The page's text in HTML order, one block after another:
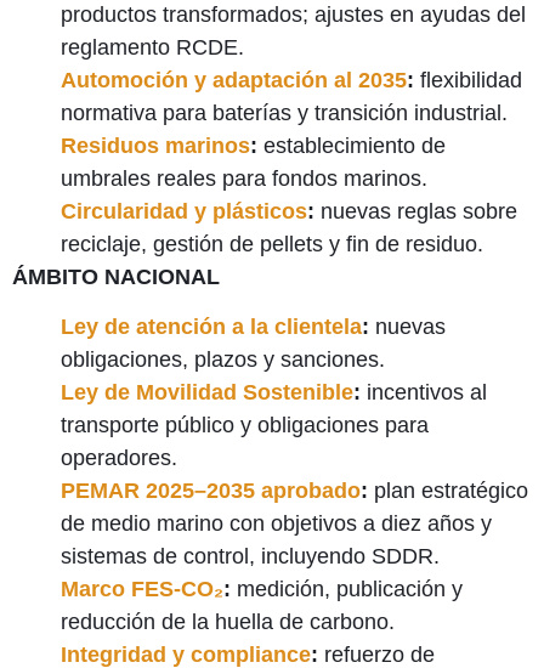
productos transformados; ajustes en ayudas del
reglamento RCDE.
Automoción y adaptación al 2035: flexibilidad
normativa para baterías y transición industrial.
Residuos marinos: establecimiento de
umbrales reales para fondos marinos.
Circularidad y plásticos: nuevas reglas sobre
reciclaje, gestión de pellets y fin de residuo.
ÁMBITO NACIONAL
Ley de atención a la clientela: nuevas
obligaciones, plazos y sanciones.
Ley de Movilidad Sostenible: incentivos al
transporte público y obligaciones para
operadores.
PEMAR 2025–2035 aprobado: plan estratégico
de medio marino con objetivos a diez años y
sistemas de control, incluyendo SDDR.
Marco FES-CO₂: medición, publicación y
reducción de la huella de carbono.
Integridad y compliance: refuerzo de